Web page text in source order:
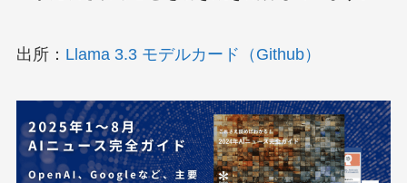
出所： Llama 3.3 モデルカード（Github）